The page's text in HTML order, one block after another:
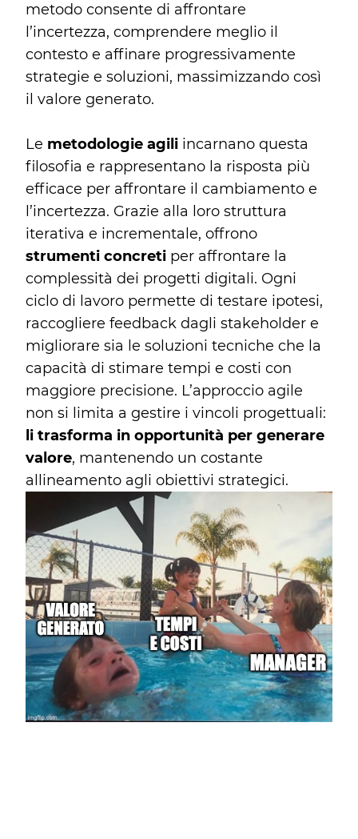
metodo consente di affrontare
l’incertezza, comprendere meglio il
contesto e affinare progressivamente
strategie e soluzioni, massimizzando così
il valore generato.
Le metodologie agili incarnano questa
filosofia e rappresentano la risposta più
efficace per affrontare il cambiamento e
l’incertezza. Grazie alla loro struttura
iterativa e incrementale, offrono
strumenti concreti per affrontare la
complessità dei progetti digitali. Ogni
ciclo di lavoro permette di testare ipotesi,
raccogliere feedback dagli stakeholder e
migliorare sia le soluzioni tecniche che la
capacità di stimare tempi e costi con
maggiore precisione. L’approccio agile
non si limita a gestire i vincoli progettuali:
li trasforma in opportunità per generare
valore, mantenendo un costante
allineamento agli obiettivi strategici.